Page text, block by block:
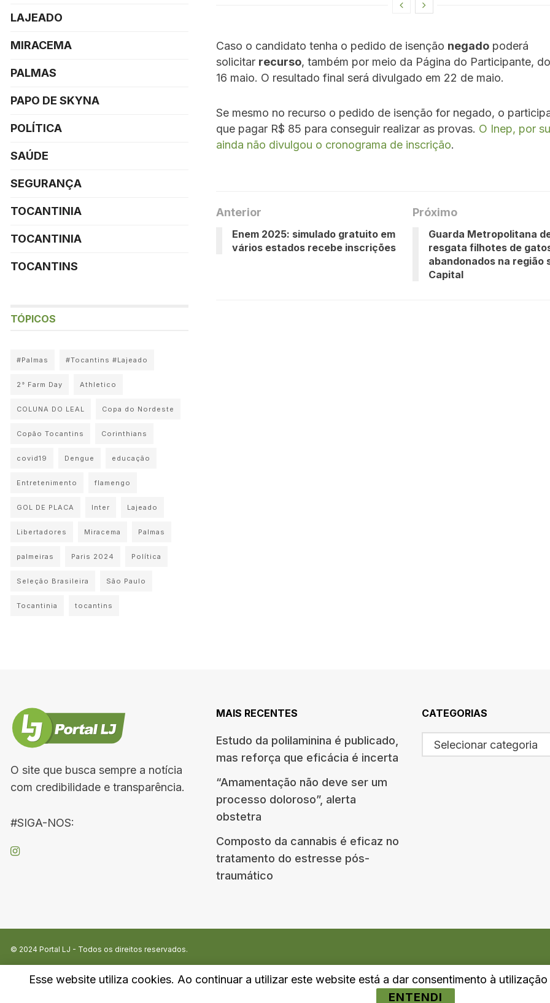
Caso o candidato tenha o pedido de isenção negado poderá
solicitar recurso, também por meio da Página do Participante,
16 maio. O resultado final será divulgado em 22 de maio.
Se mesmo no recurso o pedido de isenção for negado, o
que pagar R$ 85 para conseguir realizar as provas. O Inep, por
ainda não divulgou o cronograma de inscrição.
Anterior
Enem 2025: simulado gratuito em
vários estados recebe inscrições
Próximo
Guarda Metropolitana
resgata filhotes de
abandonados na região
Capital
LAJEADO
MIRACEMA
PALMAS
PAPO DE SKYNA
POLÍTICA
SAÚDE
SEGURANÇA
TOCANTINIA
TOCANTINIA
TOCANTINS
TÓPICOS
#Palmas #Tocantins #Lajeado
2° Farm Day Athletico
COLUNA DO LEAL Copa do Nordeste
Copão Tocantins Corinthians
covid19 Dengue educação
Entretenimento flamengo
GOL DE PLACA Inter Lajeado
Libertadores Miracema Palmas
palmeiras Paris 2024 Política
Seleção Brasileira São Paulo
Tocantinia tocantins
O site que busca sempre a notícia
com credibilidade e transparência.
#SIGA-NOS:
MAIS RECENTES
Estudo da polilaminina é publicado,
mas reforça que eficácia é incerta
“Amamentação não deve ser um
processo doloroso”, alerta
obstetra
Composto da cannabis é eficaz no
tratamento do estresse pós-
traumático
CATEGORIAS
Selecionar categoria
© 2024 Portal LJ - Todos os direitos reservados.
Esse website utiliza cookies. Ao continuar a utilizar este website está a dar consentimento à
ENTENDI